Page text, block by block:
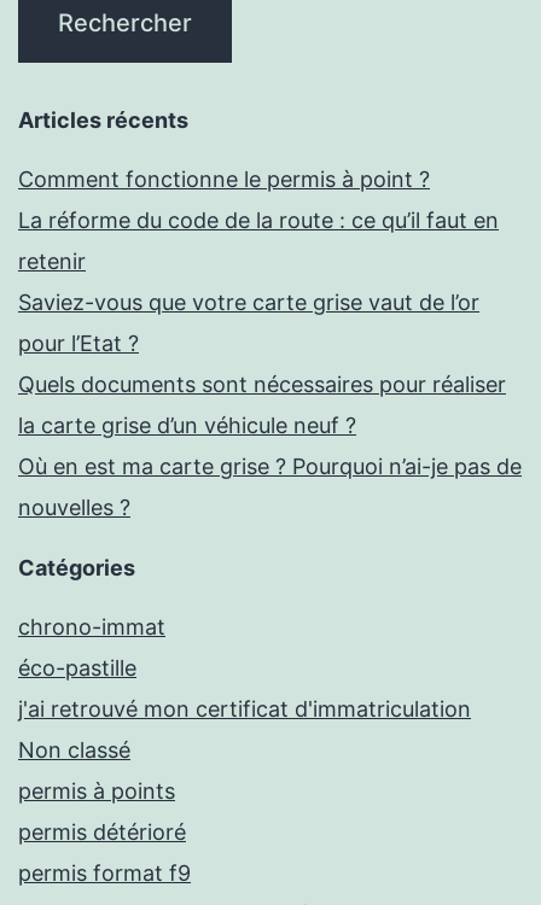
Articles récents
Comment fonctionne le permis à point ?
La réforme du code de la route : ce qu’il faut en
retenir
Saviez-vous que votre carte grise vaut de l’or
pour l’Etat ?
Quels documents sont nécessaires pour réaliser
la carte grise d’un véhicule neuf ?
Où en est ma carte grise ? Pourquoi n’ai-je pas de
nouvelles ?
Catégories
chrono-immat
éco-pastille
j'ai retrouvé mon certificat d'immatriculation
Non classé
permis à points
permis détérioré
permis format f9